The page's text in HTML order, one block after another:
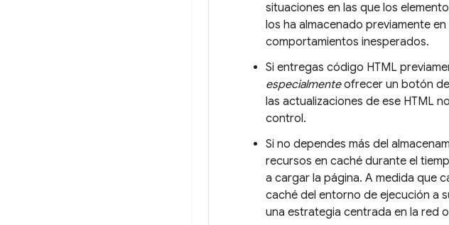
situaciones en las que los
los ha almacenado previamente
comportamientos inesperados.
Si entregas código HTML
especialmenteofrecer un botón de
las actualizaciones de ese HTML
control.
Si no dependes más del
recursos en caché durante el
a cargar la página. A medida que
caché del entorno de ejecución a
una estrategia centrada en la red